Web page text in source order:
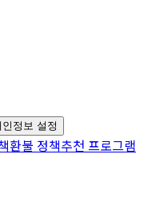
인정보 설정
환불 정책추천 프로그램